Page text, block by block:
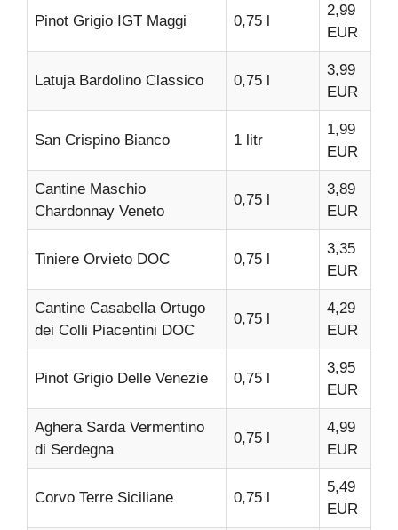
Pinot Grigio IGT Maggi 0,75 l
2,99
EUR
Latuja Bardolino Classico 0,75 l
3,99
EUR
San Crispino Bianco 1 litr
1,99
EUR
Cantine Maschio
Chardonnay Veneto
0,75 l
3,89
EUR
Tiniere Orvieto DOC 0,75 l
3,35
EUR
Cantine Casabella Ortugo
dei Colli Piacentini DOC
0,75 l
4,29
EUR
Pinot Grigio Delle Venezie 0,75 l
3,95
EUR
Aghera Sarda Vermentino
di Serdegna
0,75 l
4,99
EUR
Corvo Terre Siciliane 0,75 l
5,49
EUR